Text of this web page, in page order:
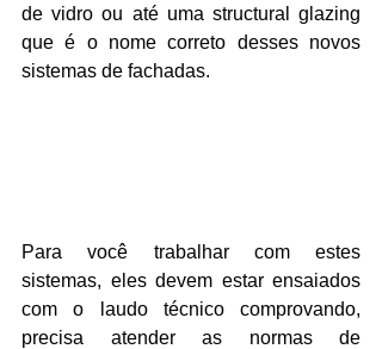
de vidro ou até uma structural glazing
que é o nome correto desses novos
sistemas de fachadas.
Para você trabalhar com estes
sistemas, eles devem estar ensaiados
com o laudo técnico comprovando,
precisa atender as normas de